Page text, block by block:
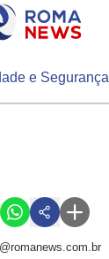
e Segurança